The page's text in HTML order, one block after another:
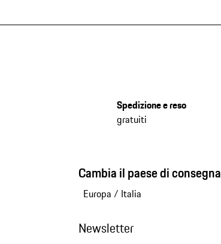
Spedizione e reso
gratuiti
Cambia il paese di consegna
Europa / Italia
Newsletter